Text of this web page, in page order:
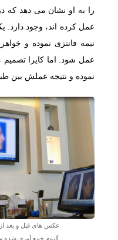
را به او نشان می دهد که
عمل کرده اند، وجود دارد.
نیمه فانتزی نموده و
عمل شود. اما کایرا تصمیم
نموده و نتیجه عملش بین
عکس های قبل و بعد
آلبوم جمع آوری شده و